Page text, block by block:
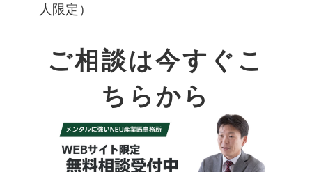
人限定）
ご相談は今すぐこ
ちらから